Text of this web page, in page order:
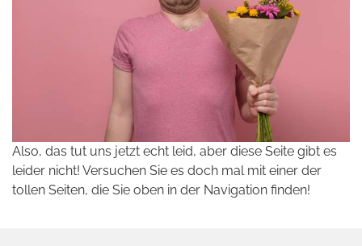
Also, das tut uns jetzt echt leid, aber diese Seite gibt es
leider nicht! Versuchen Sie es doch mal mit einer der
tollen Seiten, die Sie oben in der Navigation finden!